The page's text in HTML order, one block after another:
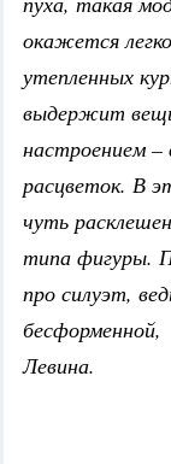
окажется
утепленных
выдержит
настроением –
расцветок. В
чуть
типа фигуры.
про силуэт,
Левина.